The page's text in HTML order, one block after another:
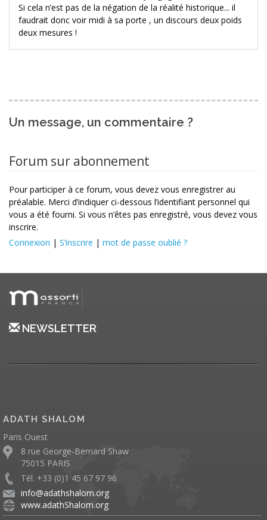
Si cela n’est pas de la négation de la réalité historique... il
faudrait donc voir midi à sa porte , un discours deux poids
deux mesures !
Un message, un commentaire ?
Forum sur abonnement
Pour participer à ce forum, vous devez vous enregistrer au
préalable. Merci d’indiquer ci-dessous l’identifiant personnel qui
vous a été fourni. Si vous n’êtes pas enregistré, vous devez vous
inscrire.
Connexion | S’inscrire | mot de passe oublié ?
NEWSLETTER
ADATH SHALOM
Paris Ouest
8 rue George-Bernard Shaw
75015 PARIS
Tél. +33 (0)1 45 67 97 96
info@adathshalom.org
www.adathShalom.org